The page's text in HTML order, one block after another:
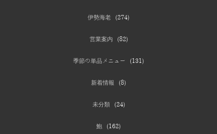
伊勢海老 (274)
営業案内 (82)
季節の単品メニュー (131)
新着情報 (8)
未分類(24)
鮑 (162)